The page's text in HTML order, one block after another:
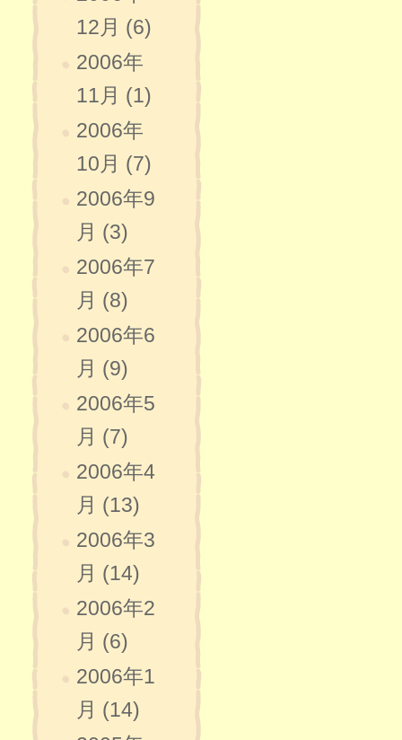
12月 (6)
2006年
11月 (1)
2006年
10月 (7)
2006年9
月 (3)
2006年7
月 (8)
2006年6
月 (9)
2006年5
月 (7)
2006年4
月 (13)
2006年3
月 (14)
2006年2
月 (6)
2006年1
月 (14)